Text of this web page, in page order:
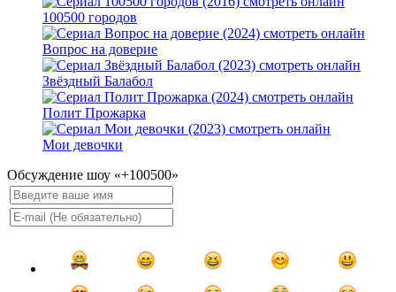
100500 городов
Вопрос на доверие
Звёздный Балабол
Полит Прожарка
Мои девочки
Обсуждение шоу «+100500»